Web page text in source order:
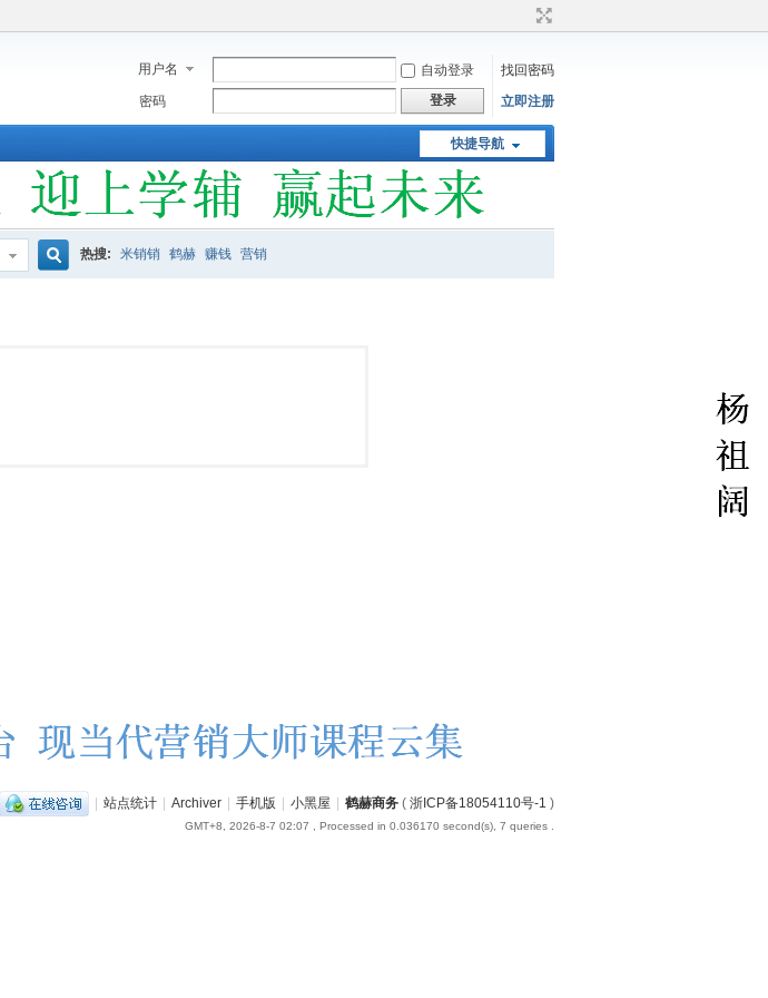
用户名 自动登录
找回密码
密码
登录 立即注册
快捷导航
热搜: 米销销 鹤赫 赚钱 营销
| 站点统计 | Archiver | 手机版 | 小黑屋 | 鹤赫商务 ( 浙ICP备18054110号-1 )
GMT+8, 2026-8-7 02:07 , Processed in 0.036170 second(s), 7 queries .